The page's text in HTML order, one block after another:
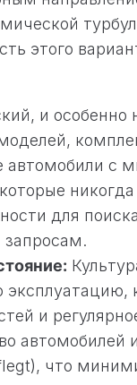
этого
и
автомобили с
для
и
что